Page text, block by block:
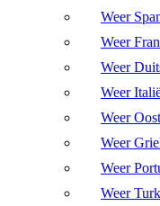
Weer
Weer
Weer
Weer
Weer
Weer
Weer
Weer